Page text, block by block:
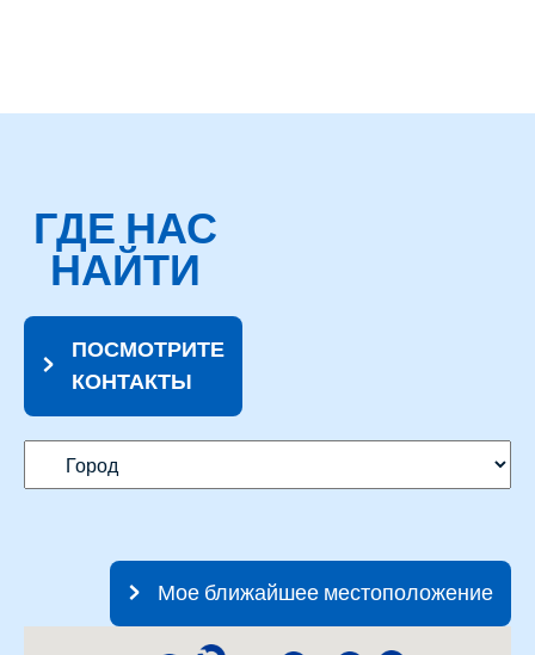
ГДЕ НАС
НАЙТИ
ПОСМОТРИТЕ
КОНТАКТЫ
Мое ближайшее местоположение